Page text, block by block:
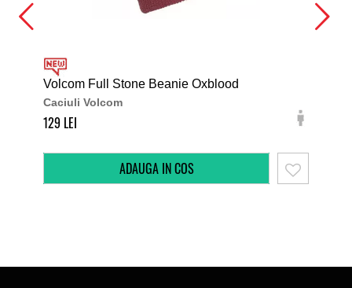
Volcom Full Stone Beanie Oxblood
Caciuli Volcom
129